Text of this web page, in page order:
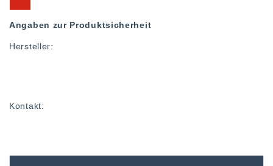
Angaben zur Produktsicherheit
Hersteller:
Kontakt: